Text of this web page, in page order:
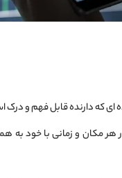
ای که دارنده قابل فهم و
و زمانی با خود به